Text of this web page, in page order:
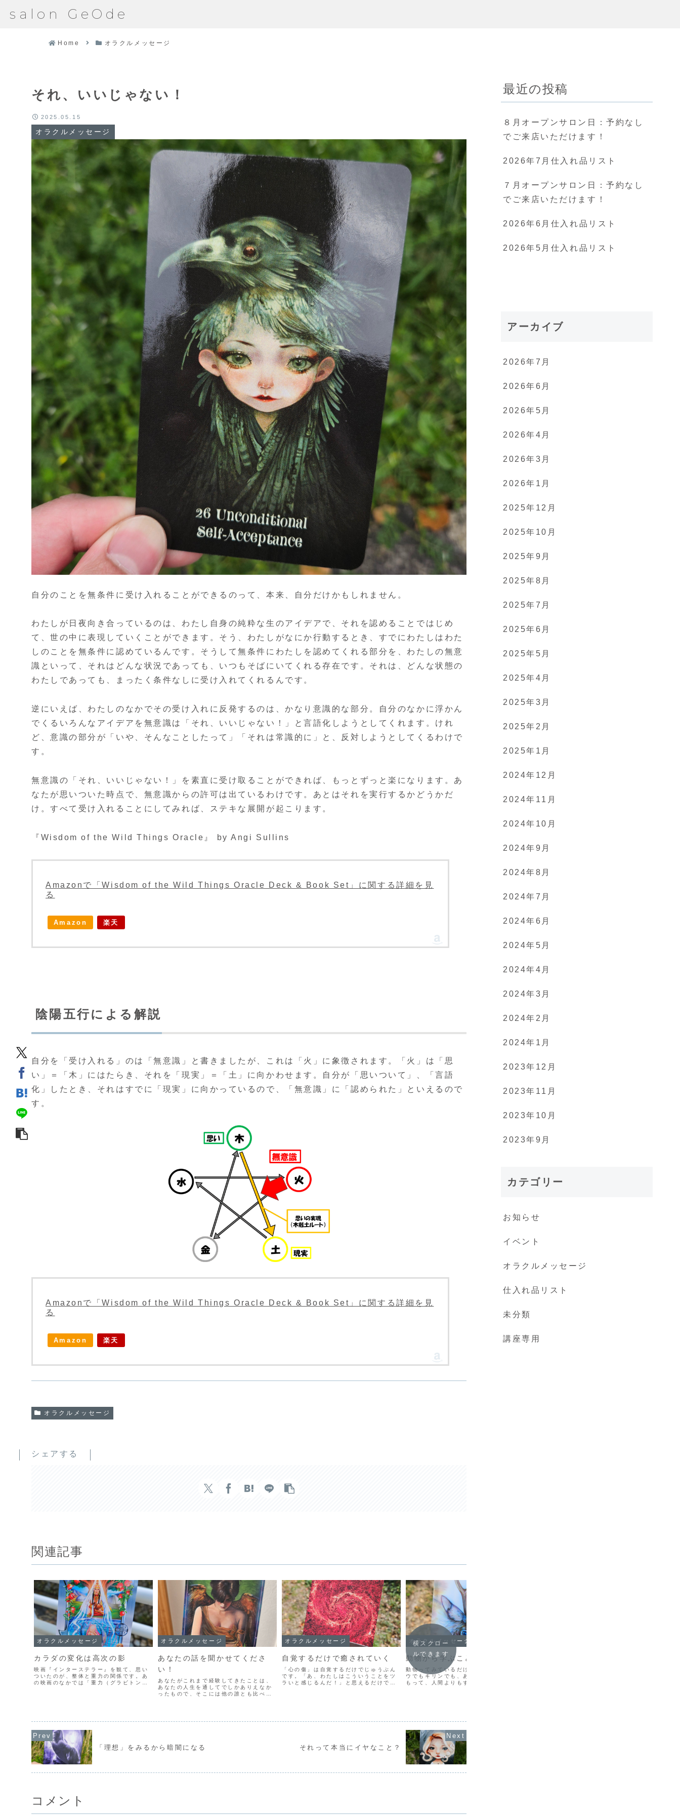
salon GeOde
Home オラクルメッセージ
それ、いいじゃない！
オラクルメッセージ
2025.05.15
自分のことを無条件に受け入れることができるのって、本来、自分だけかもしれません。
わたしが日夜向き合っているのは、わたし自身の純粋な生のアイデアで、それを認めることではじめ
て、世の中に表現していくことができます。そう、わたしがなにか行動するとき、すでにわたしはわた
しのことを無条件に認めているんです。そうして無条件にわたしを認めてくれる部分を、わたしの無意
識といって、それはどんな状況であっても、いつもそばにいてくれる存在です。それは、どんな状態の
わたしであっても、まったく条件なしに受け入れてくれるんです。
逆にいえば、わたしのなかでその受け入れに反発するのは、かなり意識的な部分。自分のなかに浮かん
でくるいろんなアイデアを無意識は「それ、いいじゃない！」と言語化しようとしてくれます。けれ
ど、意識の部分が「いや、そんなことしたって」「それは常識的に」と、反対しようとしてくるわけで
す。
無意識の「それ、いいじゃない！」を素直に受け取ることができれば、もっとずっと楽になります。あ
なたが思いついた時点で、無意識からの許可は出ているわけです。あとはそれを実行するかどうかだ
け。すべて受け入れることにしてみれば、ステキな展開が起こります。
『Wisdom of the Wild Things Oracle』 by Angi Sullins
Amazonで「Wisdom of the Wild Things Oracle Deck & Book Set」に関する詳細を見
る
Amazon 楽天
陰陽五行による解説
自分を「受け入れる」のは「無意識」と書きましたが、これは「火」に象徴されます。「火」は「思
い」＝「木」にはたらき、それを「現実」＝「土」に向かわせます。自分が「思いついて」、「言語
化」したとき、それはすでに「現実」に向かっているので、「無意識」に「認められた」といえるので
す。
Amazonで「Wisdom of the Wild Things Oracle Deck & Book Set」に関する詳細を見
る
Amazon 楽天
オラクルメッセージ
シェアする
関連記事
オラクルメッセージ
カラダの変化は高次の影
映画『インターステラー』を観て、思い
ついたのが、整体と重力の関係です。あ
の映画のなかでは「重力（グラビトン）
オラクルメッセージ
あなたの話を聞かせてくださ
い！
あなたがこれまで経験してきたことは、
あなたの人生を通してでしかありえなか
ったもので、そこには他の誰とも比べ物
それはあなたが経験したの...
オラクルメッセージ
自覚するだけで癒されていく
「心の傷」は自覚するだけでじゅうぶん
です。「あ、わたしはこういうことをツ
ラいと感じるんだ！」と思えるだけで、
オラクルメッセージ
動物から学ぶこと
動物ってみているだけで癒されます。ゾ
ウでもキリンでも、あんなに大きな体を
もって、人間よりもずっと凄まじいパワ
横スクロー
ルできます
「理想」をみるから暗闇になる それって本当にイヤなこと？
コメント
最近の投稿
８月オープンサロン日：予約なし
でご来店いただけます！
2026年7月仕入れ品リスト
７月オープンサロン日：予約なし
でご来店いただけます！
2026年6月仕入れ品リスト
2026年5月仕入れ品リスト
アーカイブ
2026年7月
2026年6月
2026年5月
2026年4月
2026年3月
2026年1月
2025年12月
2025年10月
2025年9月
2025年8月
2025年7月
2025年6月
2025年5月
2025年4月
2025年3月
2025年2月
2025年1月
2024年12月
2024年11月
2024年10月
2024年9月
2024年8月
2024年7月
2024年6月
2024年5月
2024年4月
2024年3月
2024年2月
2024年1月
2023年12月
2023年11月
2023年10月
2023年9月
カテゴリー
お知らせ
イベント
オラクルメッセージ
仕入れ品リスト
未分類
講座専用